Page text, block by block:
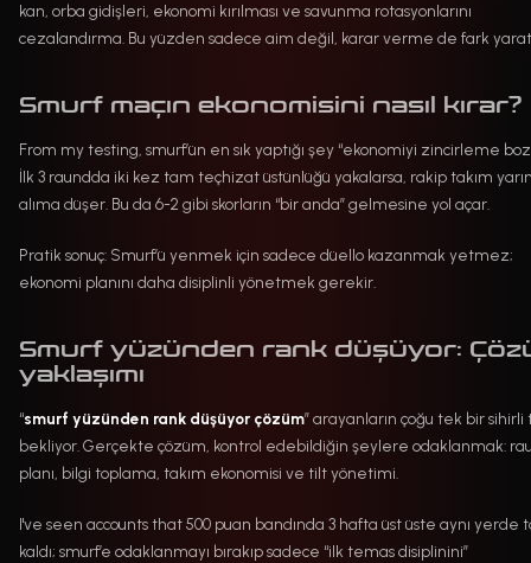
kan, orba gidişleri, ekonomi kırılması ve savunma rotasyonlarını
cezalandırma. Bu yüzden sadece aim değil, karar verme de fark
Smurf maçın ekonomisini nasıl kırar?
From my testing, smurf’ün en sık yaptığı şey “ekonomiyi zincirleme
İlk 3 raundda iki kez tam teçhizat üstünlüğü yakalarsa, rakip takım
alıma düşer. Bu da 6-2 gibi skorların “bir anda” gelmesine yol açar.
Pratik sonuç: Smurf’ü yenmek için sadece düello kazanmak yetmez;
ekonomi planını daha disiplinli yönetmek gerekir.
Smurf yüzünden rank düşüyor:
yaklaşımı
“smurf yüzünden rank düşüyor çözüm” arayanların çoğu tek bir
bekliyor. Gerçekte çözüm, kontrol edebildiğin şeylere odaklanmak:
planı, bilgi toplama, takım ekonomisi ve tilt yönetimi.
I've seen accounts that 500 puan bandında 3 hafta üst üste aynı yerde
kaldı; smurf’e odaklanmayı bırakıp sadece “ilk temas disiplinini”